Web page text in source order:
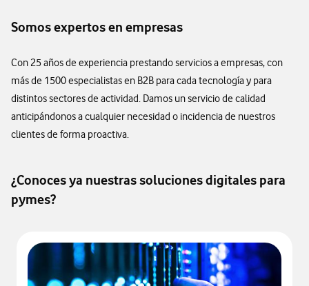
Somos expertos en empresas
Con 25 años de experiencia prestando servicios a empresas, con
más de 1500 especialistas en B2B para cada tecnología y para
distintos sectores de actividad. Damos un servicio de calidad
anticipándonos a cualquier necesidad o incidencia de nuestros
clientes de forma proactiva.
¿Conoces ya nuestras soluciones digitales para
pymes?